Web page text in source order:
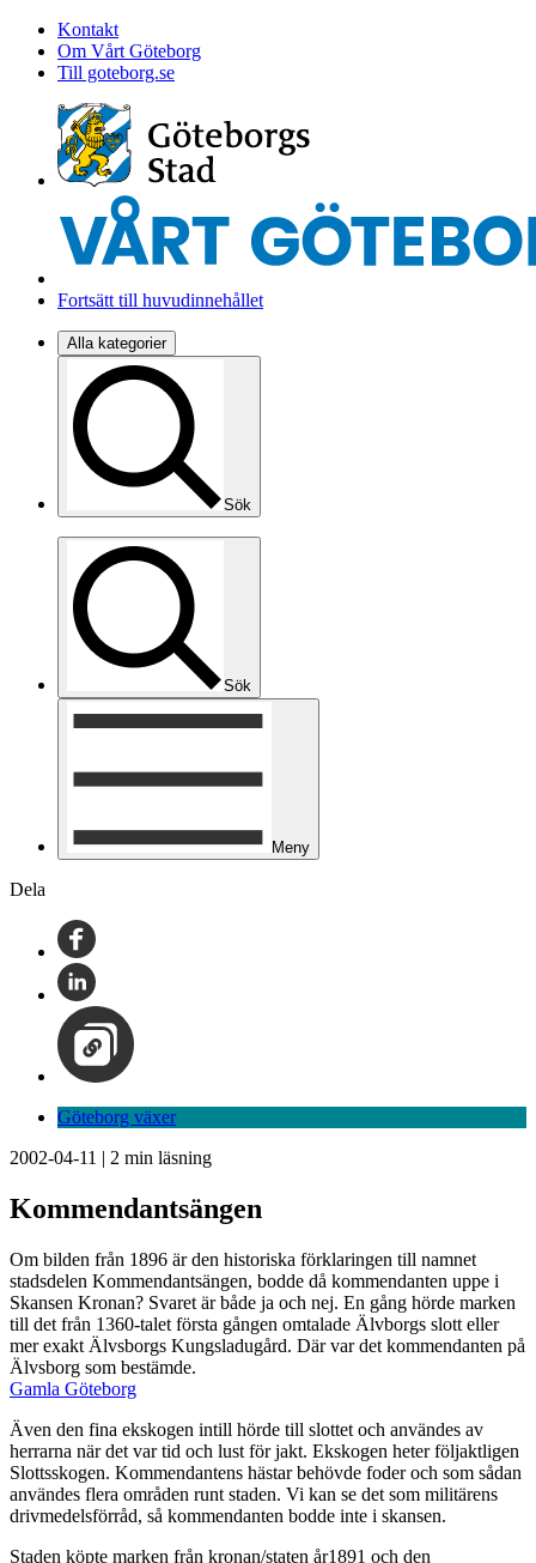
Kontakt
Om Vårt Göteborg
Till goteborg.se
Fortsätt till huvudinnehållet
Alla kategorier
Sök
Sök
Meny
Dela
Göteborg växer
2002-04-11 | 2 min läsning
Kommendantsängen
Om bilden från 1896 är den historiska förklaringen till namnet
stadsdelen Kommendantsängen, bodde då kommendanten uppe i
Skansen Kronan? Svaret är både ja och nej. En gång hörde marken
till det från 1360-talet första gången omtalade Älvborgs slott eller
mer exakt Älvsborgs Kungsladugård. Där var det kommendanten på
Älvsborg som bestämde.
Gamla Göteborg
Även den fina ekskogen intill hörde till slottet och användes av
herrarna när det var tid och lust för jakt. Ekskogen heter följaktligen
Slottsskogen. Kommendantens hästar behövde foder och som sådan
användes flera områden runt staden. Vi kan se det som militärens
drivmedelsförråd, så kommendanten bodde inte i skansen.
Staden köpte marken från kronan/staten år1891 och den